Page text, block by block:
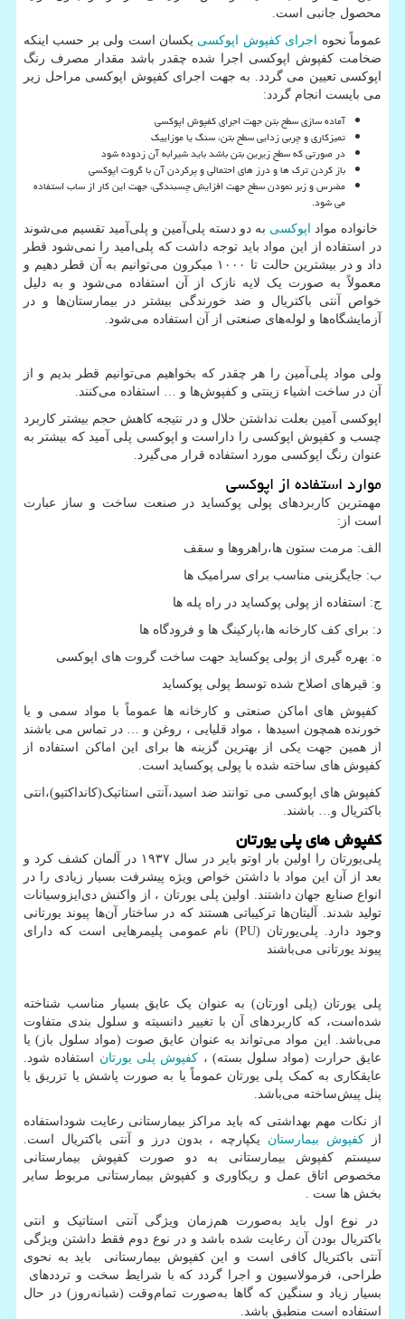
محصول جانبی است.
عموماً نحوه
اجرای کفپوش اپوکسی یکسان است ولی بر حسب اینکه
ضخامت کفپوش اپوکسی اجرا شده چقدر باشد مقدار مصرف رنگ
اپوکسی تعیین می گردد. به جهت اجرای کفپوش اپوکسی مراحل زیر
می بایست انجام گردد:
آماده سازی سطح بتن جهت اجرای کفپوش اپوکسی
تمیزکاری و چربی زدایی سطح بتن، سنگ یا موزاییک
در صورتی که سطح زیرین بتن باشد باید شیرابه آن زدوده شود
باز کردن ترک ها و درز های احتمالی و پرکردن آن با گروت اپوکسی
مضرس و زبر نمودن سطح جهت افزایش چسبندگی، جهت این کار از ساب استفاده
می شود.
خانواده مواد اپوکسی به دو دسته پلی‌آمین و پلی‌آمید تقسیم می‌شوند
در استفاده از این مواد باید توجه داشت که پلی‌امید را نمی‌شود قطر
داد و در بیشترین حالت تا ۱۰۰۰ میکرون می‌توانیم به آن قطر دهیم و
معمولاً به صورت یک لایه نازک از آن استفاده می‌شود و به دلیل
خواص آنتی باکتریال و ضد خورندگی بیشتر در بیمارستان‌ها و در
آزمایشگاه‌ها و لوله‌های صنعتی از آن استفاده می‌شود.
ولی مواد پلی‌آمین را هر چقدر که بخواهیم می‌توانیم قطر بدیم و از
آن در ساخت اشیاء زینتی و کفپوش‌ها و … استفاده می‌کنند.
اپوکسی آمین بعلت نداشتن حلال و در نتیجه کاهش حجم بیشتر کاربرد
چسب و کفپوش اپوکسی را داراست و اپوکسی پلی آمید که بیشتر به
عنوان رنگ اپوکسی مورد استفاده قرار می‌گیرد.
موارد استفاده از اپوکسی
مهمترین کاربردهای پولی پوکساید در صنعت ساخت و ساز عبارت
است از:
الف: مرمت ستون ها،راهروها و سقف
ب: جایگزینی مناسب برای سرامیک ها
ج: استفاده از پولی پوکساید در راه پله ها
د: برای کف کارخانه ها،پارکینگ ها و فرودگاه ها
ه: بهره گیری از پولی پوکساید جهت ساخت گروت های اپوکسی
و: قیرهای اصلاح شده توسط پولی پوکساید
کفپوش های اماکن صنعتی و کارخانه ها عموماً با مواد سمی و یا
خورنده همچون اسیدها ، مواد قلیایی ، روغن و … در تماس می باشند
از همین جهت یکی از بهترین گزینه ها برای این اماکن استفاده از
کفپوش های ساخته شده با پولی پوکساید است.
کفپوش های اپوکسی می توانند ضد اسید،آنتی استاتیک(کانداکتیو)،انتی
باکتریال و… باشند.
کفپوش های پلی یورتان
پلی‌یورتان را اولین بار اوتو بایر در سال ۱۹۳۷ در آلمان کشف کرد و
بعد از آن این مواد با داشتن خواص ویژه پیشرفت بسیار زیادی را در
انواع صنایع جهان داشتند. اولین پلی ‌یورتان ، از واکنش دی‌ایزوسیانات
تولید شدند. آلیتان‌ها ترکیباتی هستند که در ساختار آن‌ها پیوند یورتانی
وجود دارد. پلی‌یورتان (PU) نام عمومی پلیمرهایی است که دارای
پیوند یورتانی می‌باشند
پلی یورتان (پلی اورتان) به عنوان یک عایق بسیار مناسب شناخته
شده‌است، که کاربردهای آن با تغییر دانسیته و سلول بندی متفاوت
می‌باشد. این مواد می‌تواند به عنوان عایق صوت (مواد سلول باز) یا
عایق حرارت (مواد سلول بسته) ، کفپوش پلی یورتان استفاده شود.
عایقکاری به کمک پلی یورتان عموماً یا به صورت پاشش یا تزریق یا
پنل پیش‌ساخته می‌باشد.
از نکات مهم بهداشتی که باید مراکز بیمارستانی رعایت شوداستفاده
از کفپوش بیمارستان یکپارچه ، بدون درز و آنتی باکتریال است.
سیستم کفپوش بیمارستانی به دو صورت کفپوش بیمارستانی
مخصوص اتاق عمل و ریکاوری و کفپوش بیمارستانی مربوط سایر
بخش ها ست .
در نوع اول باید به‌صورت هم‌زمان ویژگی آنتی استاتیک و انتی
باکتریال بودن آن رعایت شده باشد و در نوع دوم فقط داشتن ویژگی
آنتی باکتریال کافی است و این کفپوش بیمارستانی باید به نحوی
طراحی، فرمولاسیون و اجرا گردد که با شرایط سخت و ترددهای
بسیار زیاد و سنگین که گاها به‌صورت تمام‌وقت (شبانه‌روز) در حال
استفاده است منطبق باشد.